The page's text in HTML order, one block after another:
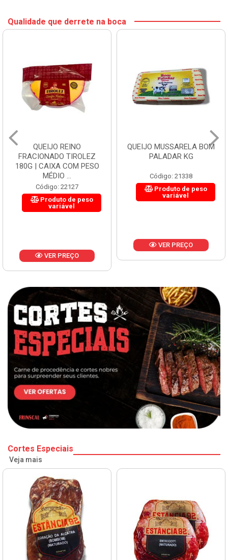
Qualidade que derrete na boca
QUEIJO REINO
FRACIONADO TIROLEZ
180G | CAIXA COM PESO
MÉDIO ...
Código: 22127
Produto de peso
variável
VER PREÇO
QUEIJO MUSSARELA BOM
PALADAR KG
Código: 21338
Produto de peso
variável
VER PREÇO
Cortes Especiais
Veja mais